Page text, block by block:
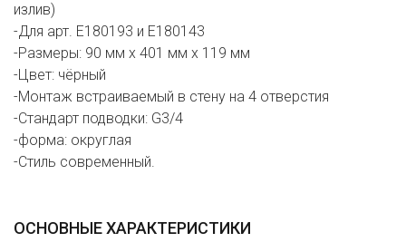
излив)
-Для арт. E180193 и E180143
-Размеры: 90 мм х 401 мм х 119 мм
-Цвет: чёрный
-Монтаж встраиваемый в стену на 4 отверстия
-Стандарт подводки: G3/4
-форма: округлая
-Стиль современный.
ОСНОВНЫЕ ХАРАКТЕРИСТИКИ